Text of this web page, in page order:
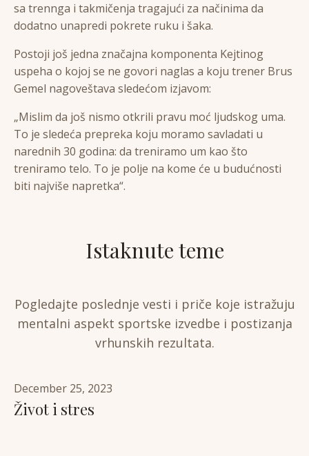
sa trennga i takmičenja tragajući za načinima da
dodatno unapredi pokrete ruku i šaka.
Postoji još jedna značajna komponenta Kejtinog
uspeha o kojoj se ne govori naglas a koju trener Brus
Gemel nagoveštava sledećom izjavom:
„Mislim da još nismo otkrili pravu moć ljudskog uma.
To je sledeća prepreka koju moramo savladati u
narednih 30 godina: da treniramo um kao što
treniramo telo. To je polje na kome će u budućnosti
biti najviše napretka“.
Istaknute teme
Pogledajte poslednje vesti i priče koje istražuju
mentalni aspekt sportske izvedbe i postizanja
vrhunskih rezultata.
December 25, 2023
Život i stres